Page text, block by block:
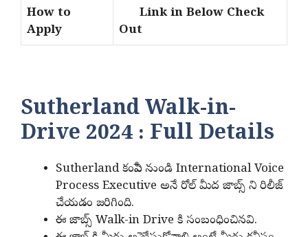
How to
Apply
Link in Below Check
Out
Sutherland Walk-in-
Drive 2024 : Full Details
Sutherland కంపెనీ నుండి International Voice
Process Executive అనే రోల్ మీద జాబ్స్ ని రిలీజ్
చేయడం జరిగింది.
ఈ జాబ్స్ Walk-in Drive కి సంబంధించినవి.